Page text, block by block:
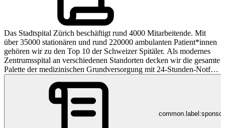
Das Stadtspital Zürich beschäftigt rund 4000 Mitarbeitende. Mit
über 35000 stationären und rund 220000 ambulanten Patient*innen
gehören wir zu den Top 10 der Schweizer Spitäler. Als modernes
Zentrumsspital an verschiedenen Standorten decken wir die gesamte
Palette der medizinischen Grundversorgung mit 24-Stunden-Notfall
und Intensivmedizin ab. Das Stadtspital Zürich zeichnet sich durch
kurze Wege und eine über Jahre etablierte interdisziplinäre
Zusammenarbeit aus, die auch von den zuweisenden Ärzt*innen
sehr geschätzt wird. Wir sind stolz auf diesen guten Ruf. Er
widerspiegelt die hohe Leistung und die Einsatzbereitschaft unserer